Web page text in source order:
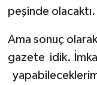
peşinde olacaktı.
Ama sonuç
gazete idik.